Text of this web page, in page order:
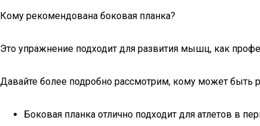
Кому рекомендована боковая планка?
Это упражнение подходит для развития мышц, как
Давайте более подробно рассмотрим, кому может быть
Боковая планка отлично подходит для атлетов в